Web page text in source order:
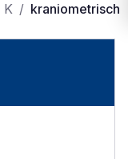
K / kraniometrisch